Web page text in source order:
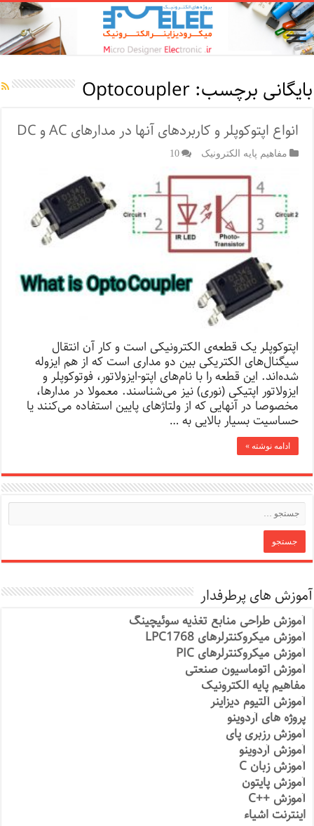
بایگانی برچسب:Optocoupler
انواع اپتوکوپلر و کاربردهای آنها در مدارهای AC و DC
مفاهیم پایه الکترونیک 10
اپتوکوپلر یک قطعه‌ی الکترونیکی است و کار آن انتقال
سیگنال‌های الکتریکی بین دو مداری است که از هم ایزوله
شده‌اند. این قطعه را با نام‌های اپتو-ایزولاتور، فوتوکوپلر و
ایزولاتور اپتیکی (نوری) نیز می‌شناسند. معمولا در مدارها،
مخصوصا در آنهایی که از ولتاژهای پایین استفاده می‌کنند یا
حساسیت بسیار بالایی به …
ادامه نوشته »
آموزش های پرطرفدار
آموزش طراحی منابع تغذیه سوئیچینگ
آموزش میکروکنترلرهای LPC1768
آموزش میکروکنترلرهای PIC
آموزش اتوماسیون صنعتی
مفاهیم پایه الکترونیک
آموزش آلتیوم دیزاینر
پروژه های آردوینو
آموزش رزبری پای
آموزش آردوینو
آموزش زبان C
آموزش پایتون
آموزش ++C
اینترنت اشیاء